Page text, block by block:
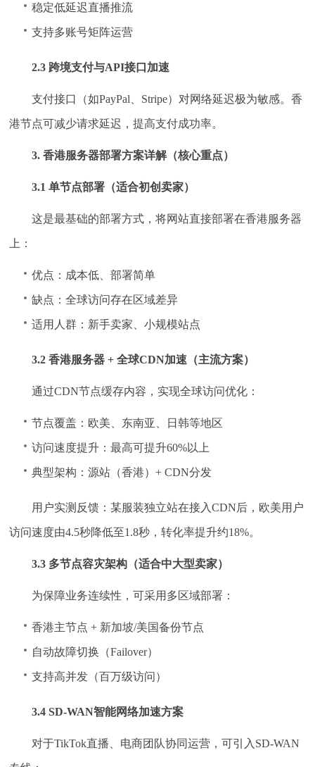
稳定低延迟直播推流
支持多账号矩阵运营
2.3 跨境支付与API接口加速
支付接口（如PayPal、Stripe）对网络延迟极为敏感。香
港节点可减少请求延迟，提高支付成功率。
3. 香港服务器部署方案详解（核心重点）
3.1 单节点部署（适合初创卖家）
这是最基础的部署方式，将网站直接部署在香港服务器
上：
优点：成本低、部署简单
缺点：全球访问存在区域差异
适用人群：新手卖家、小规模站点
3.2 香港服务器 + 全球CDN加速（主流方案）
通过CDN节点缓存内容，实现全球访问优化：
节点覆盖：欧美、东南亚、日韩等地区
访问速度提升：最高可提升60%以上
典型架构：源站（香港）+ CDN分发
用户实测反馈：某服装独立站在接入CDN后，欧美用户
访问速度由4.5秒降低至1.8秒，转化率提升约18%。
3.3 多节点容灾架构（适合中大型卖家）
为保障业务连续性，可采用多区域部署：
香港主节点 + 新加坡/美国备份节点
自动故障切换（Failover）
支持高并发（百万级访问）
3.4 SD-WAN智能网络加速方案
对于TikTok直播、电商团队协同运营，可引入SD-WAN